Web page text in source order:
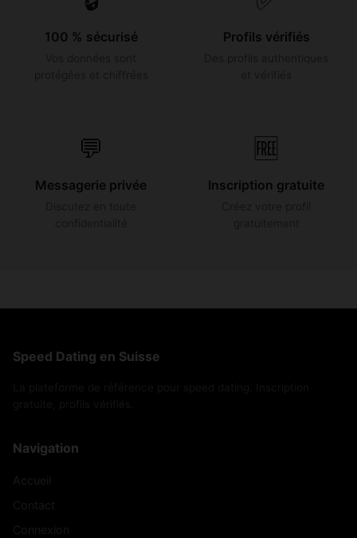
100 % sécurisé Profils vérifiés
💬
Messagerie privée
🆓
Inscription gratuite
Speed Dating en Suisse
Navigation